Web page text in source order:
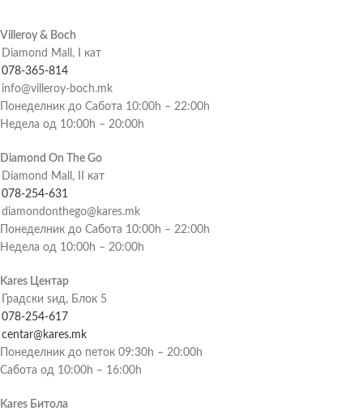
Villeroy & Boch
Diamond Mall, I кат
078-365-814
info@villeroy-boch.mk
Понеделник до Сабота 10:00h – 22:00h
Недела од 10:00h – 20:00h
Diamond On The Go
Diamond Mall, II кат
078-254-631
diamondonthego@kares.mk
Понеделник до Сабота 10:00h – 22:00h
Недела од 10:00h – 20:00h
Kares Центар
Градски ѕид, Блок 5
078-254-617
centar@kares.mk
Понеделник до петок 09:30h – 20:00h
Сабота од 10:00h – 16:00h
Kares Битола